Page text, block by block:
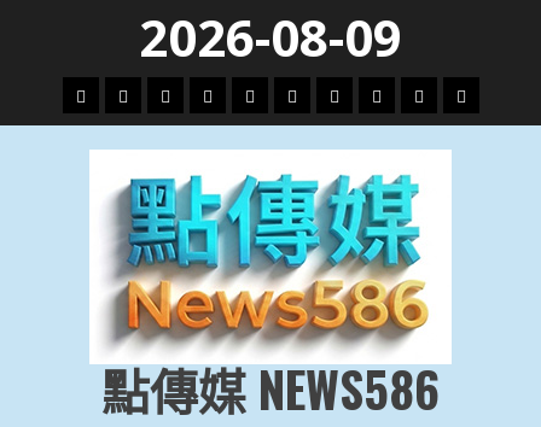
content
2026-08-09
頭
條
財
經
地
方.
會
文
教.
技
專
題
娛
樂
劇
政
治
國
際
運
動
生
活
點傳媒 NEWS586